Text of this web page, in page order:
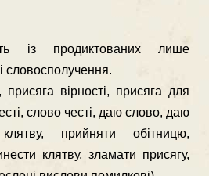
із продиктованих лише
словос­получення.
присяга вірності, присяга для
слово честі, даю слово, даю
прийняти обітницю,
клятву, зламати присягу,